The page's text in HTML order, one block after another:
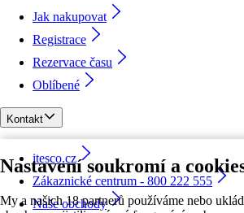
Nastavení soukromí a
My a našich 18 partnerů používáme nebo
Jak nakupovat
Registrace
Rezervace času
Oblíbené
Kontakt
itesco.cz
Zákaznické centrum - 800 222 555
Naše obchody